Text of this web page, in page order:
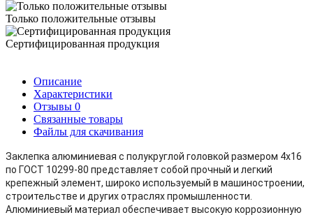
Только положительные отзывы
Сертифицированная продукция
Описание
Характеристики
Отзывы 0
Связанные товары
Файлы для скачивания
Заклепка алюминиевая с полукруглой головкой размером 4x16
по ГОСТ 10299-80 представляет собой прочный и легкий
крепежный элемент, широко используемый в машиностроении,
строительстве и других отраслях промышленности.
Алюминиевый материал обеспечивает высокую коррозионную